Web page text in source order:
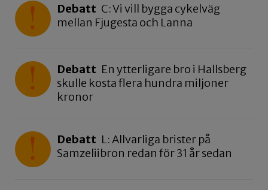
Debatt C: Vi vill bygga cykelväg
mellan Fjugesta och Lanna
Debatt En ytterligare bro i Hallsberg
skulle kosta flera hundra miljoner
kronor
Debatt L: Allvarliga brister på
Samzeliibron redan för 31 år sedan